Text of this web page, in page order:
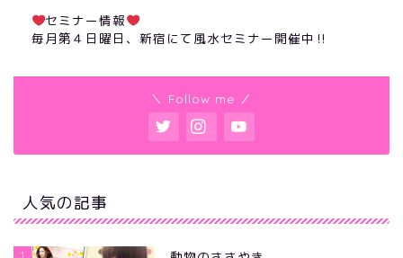
セミナー情報
毎月第４日曜日、新宿にて風水セミナー開催中‼︎
＼ Follow me ／
人気の記事
1